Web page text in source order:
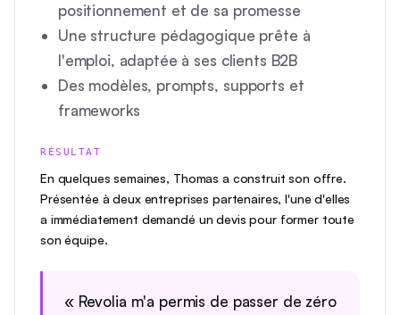
positionnement et de sa promesse
Une structure pédagogique prête à
l'emploi, adaptée à ses clients B2B
Des modèles, prompts, supports et
frameworks
RÉSULTAT
En quelques semaines, Thomas a construit son offre.
Présentée à deux entreprises partenaires, l'une d'elles
a immédiatement demandé un devis pour former toute
son équipe.
« Revolia m'a permis de passer de zéro